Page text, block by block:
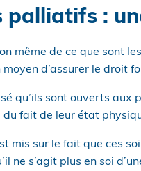
palliatifs :
même de ce que sont
moyen d’assurer le droit
qu’ils sont ouverts
du fait de leur état
mis sur le fait que ces
ne s’agit plus en soi